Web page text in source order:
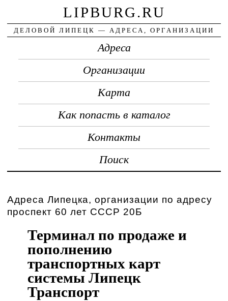
LIPBURG.RU
ДЕЛОВОЙ ЛИПЕЦК — АДРЕСА, ОРГАНИЗАЦИИ
Адреса
Организации
Карта
Как попасть в каталог
Контакты
Поиск
Адреса Липецка, организации по адресу
проспект 60 лет СССР 20Б
Терминал по продаже и
пополнению
транспортных карт
системы Липецк
Транспорт